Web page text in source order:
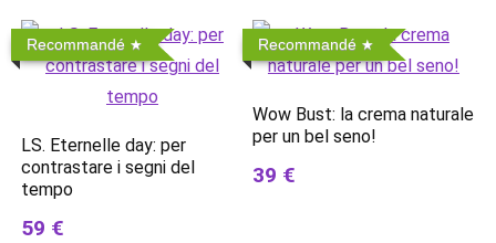
Recommandé
LS. Eternelle day: per
contrastare i segni del
tempo
59 €
Recommandé
Wow Bust: la crema naturale
per un bel seno!
39 €